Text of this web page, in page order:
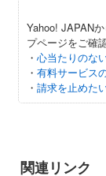
Yahoo! JAPAN
プページをご確
・ 心当たりのな
・ 有料サービス
・ 請求を止めた
関連リンク